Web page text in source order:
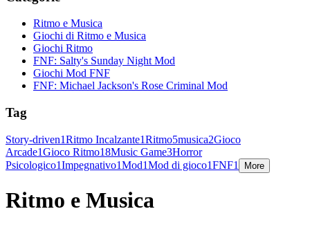
Ritmo e Musica
Giochi di Ritmo e Musica
Giochi Ritmo
FNF: Salty's Sunday Night Mod
Giochi Mod FNF
FNF: Michael Jackson's Rose Criminal Mod
Tag
Story-driven1Ritmo Incalzante1Ritmo5musica2Gioco
Arcade1Gioco Ritmo18Music Game3Horror
Psicologico1Impegnativo1Mod1Mod di gioco1FNF1 More
Ritmo e Musica